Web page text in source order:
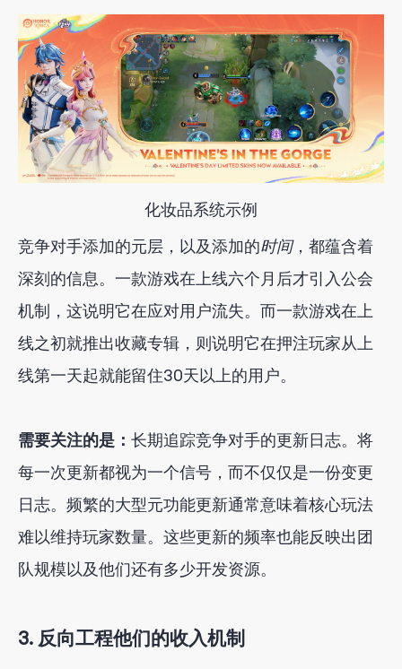
化妆品系统示例
竞争对手添加的元层，以及添加的时间，都蕴含着
深刻的信息。一款游戏在上线六个月后才引入公会
机制，这说明它在应对用户流失。而一款游戏在上
线之初就推出收藏专辑，则说明它在押注玩家从上
线第一天起就能留住30天以上的用户。
需要关注的是： 长期追踪竞争对手的更新日志。将
每一次更新都视为一个信号，而不仅仅是一份变更
日志。频繁的大型元功能更新通常意味着核心玩法
难以维持玩家数量。这些更新的频率也能反映出团
队规模以及他们还有多少开发资源。
3. 反向工程他们的收入机制